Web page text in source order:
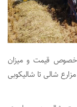
خصوص قیمت و میزان
شالی تا شالیکوبی